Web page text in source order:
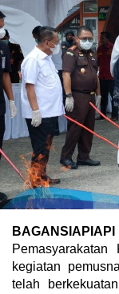
kegiatan
telah